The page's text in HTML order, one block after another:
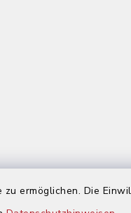
ermöglichen. Die